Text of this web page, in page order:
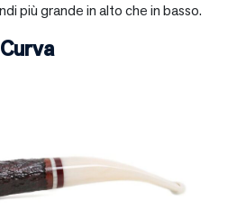
più grande in alto che in basso.